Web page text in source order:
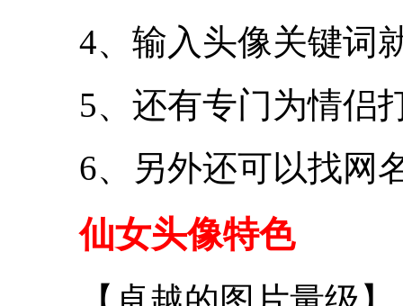
4、输入头像关键词
5、还有专门为情侣
6、另外还可以找网
仙女头像特色